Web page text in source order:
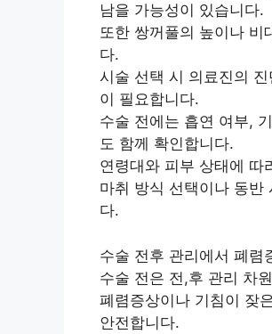
남을 가능성이 있습니다.
또한 쌍꺼풀의 높이나 비
다.
시술 선택 시 의료진의
이 필요합니다.
수술 전에는 흡연 여부,
도 함께 확인합니다.
연령대와 피부 상태에 따
마취 방식 선택이나 동반
다.
수술 전후 관리에서 폐렴
수술 전은 전,후 관리 차
폐렴증상이나 기침이 잦
안전합니다.